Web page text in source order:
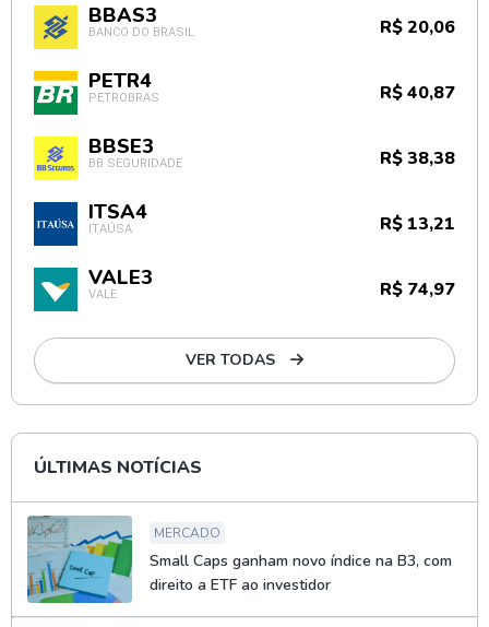
BBAS3
BANCO DO BRASIL R$ 20,06
PETR4
PETROBRAS R$ 40,87
BBSE3
BB SEGURIDADE R$ 38,38
ITSA4
ITAÚSA R$ 13,21
VALE3
VALE R$ 74,97
VER TODAS
ÚLTIMAS NOTÍCIAS
MERCADO
Small Caps ganham novo índice na B3, com
direito a ETF ao investidor